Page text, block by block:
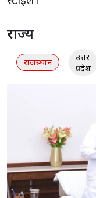
राज्य
राजस्थान
उत्तर
प्रदेश